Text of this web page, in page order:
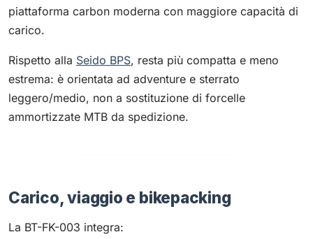
piattaforma carbon moderna con maggiore capacità di
carico.
Rispetto alla Seido BPS, resta più compatta e meno
estrema: è orientata ad adventure e sterrato
leggero/medio, non a sostituzione di forcelle
ammortizzate MTB da spedizione.
Carico, viaggio e bikepacking
La BT-FK-003 integra: